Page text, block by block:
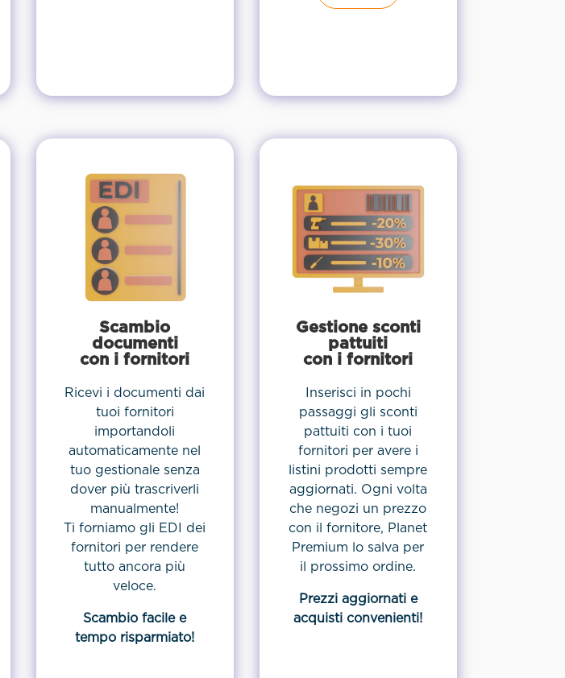
Scambio
documenti
con i fornitori
Ricevi i documenti dai
tuoi fornitori
importandoli
automaticamente nel
tuo gestionale senza
dover più trascriverli
manualmente!
Ti forniamo gli EDI dei
fornitori per rendere
tutto ancora più
veloce.
Scambio facile e
tempo risparmiato!
Gestione sconti
pattuiti
con i fornitori
Inserisci in pochi
passaggi gli sconti
pattuiti con i tuoi
fornitori per avere i
listini prodotti sempre
aggiornati. Ogni volta
che negozi un prezzo
con il fornitore, Planet
Premium lo salva per
il prossimo ordine.
Prezzi aggiornati e
acquisti convenienti!